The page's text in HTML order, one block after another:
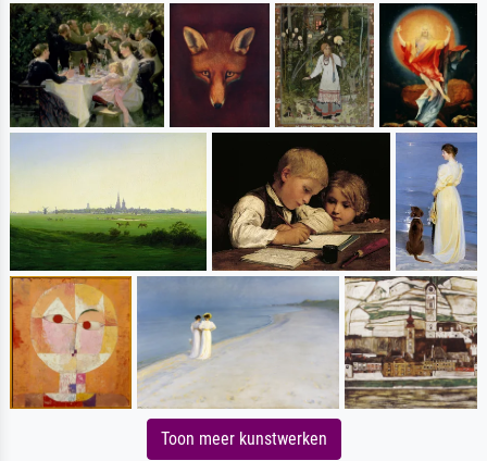
Toon meer kunstwerken